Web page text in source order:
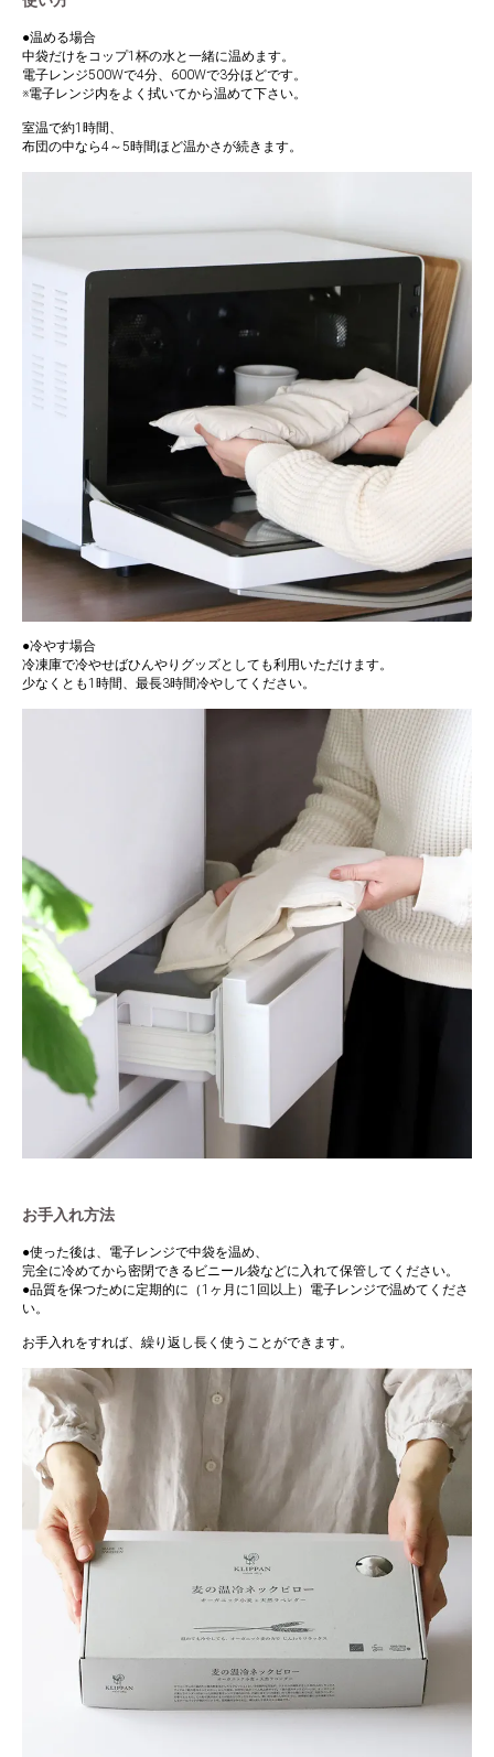
●温める場合
中袋だけをコップ1杯の水と一緒に温めます。
電子レンジ500Wで4分、600Wで3分ほどです。
※電子レンジ内をよく拭いてから温めて下さい。
室温で約1時間、
布団の中なら4～5時間ほど温かさが続きます。
●冷やす場合
冷凍庫で冷やせばひんやりグッズとしても利用いただけます。
少なくとも1時間、最長3時間冷やしてください。
お手入れ方法
●使った後は、電子レンジで中袋を温め、
完全に冷めてから密閉できるビニール袋などに入れて保管してください。
●品質を保つために定期的に（1ヶ月に1回以上）電子レンジで温めてくださ
い。
お手入れをすれば、繰り返し長く使うことができます。